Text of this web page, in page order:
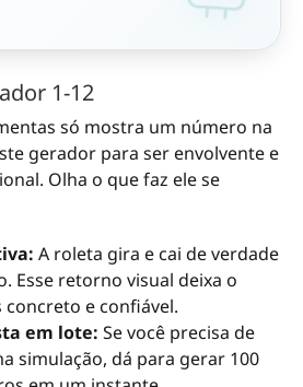
1-12
só mostra um número na
gerador para ser envolvente e
Olha o que faz ele se
A roleta gira e cai de verdade
Esse retorno visual deixa o
e confiável.
em lote: Se você precisa de
simulação, dá para gerar 100